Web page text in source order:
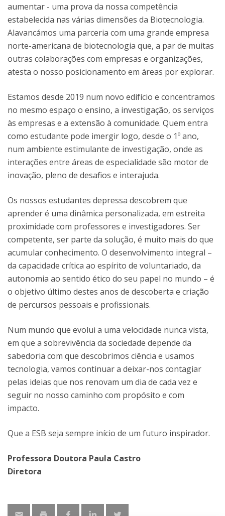
aumentar - uma prova da nossa competência
estabelecida nas várias dimensões da Biotecnologia.
Alavancámos uma parceria com uma grande empresa
norte-americana de biotecnologia que, a par de muitas
outras colaborações com empresas e organizações,
atesta o nosso posicionamento em áreas por explorar.
Estamos desde 2019 num novo edifício e concentramos
no mesmo espaço o ensino, a investigação, os serviços
às empresas e a extensão à comunidade. Quem entra
como estudante pode imergir logo, desde o 1º ano,
num ambiente estimulante de investigação, onde as
interações entre áreas de especialidade são motor de
inovação, pleno de desafios e interajuda.
Os nossos estudantes depressa descobrem que
aprender é uma dinâmica personalizada, em estreita
proximidade com professores e investigadores. Ser
competente, ser parte da solução, é muito mais do que
acumular conhecimento. O desenvolvimento integral –
da capacidade crítica ao espírito de voluntariado, da
autonomia ao sentido ético do seu papel no mundo – é
o objetivo último destes anos de descoberta e criação
de percursos pessoais e profissionais.
Num mundo que evolui a uma velocidade nunca vista,
em que a sobrevivência da sociedade depende da
sabedoria com que descobrimos ciência e usamos
tecnologia, vamos continuar a deixar-nos contagiar
pelas ideias que nos renovam um dia de cada vez e
seguir no nosso caminho com propósito e com
impacto.
Que a ESB seja sempre início de um futuro inspirador.
Professora Doutora Paula Castro
Diretora